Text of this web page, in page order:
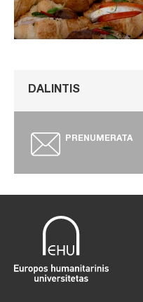
DALINTIS
PRENUMERATA